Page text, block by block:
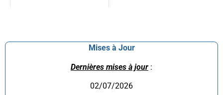
Mises à Jour
Dernières mises à jour :
02/07/2026